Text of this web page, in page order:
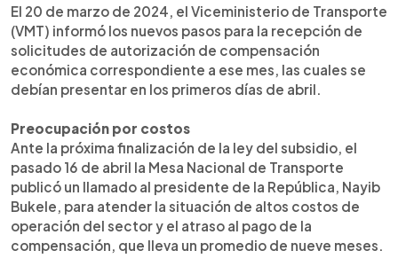
El 20 de marzo de 2024, el Viceministerio de Transporte
(VMT) informó los nuevos pasos para la recepción de
solicitudes de autorización de compensación
económica correspondiente a ese mes, las cuales se
debían presentar en los primeros días de abril.
Preocupación por costos
Ante la próxima finalización de la ley del subsidio, el
pasado 16 de abril la Mesa Nacional de Transporte
publicó un llamado al presidente de la República, Nayib
Bukele, para atender la situación de altos costos de
operación del sector y el atraso al pago de la
compensación, que lleva un promedio de nueve meses.